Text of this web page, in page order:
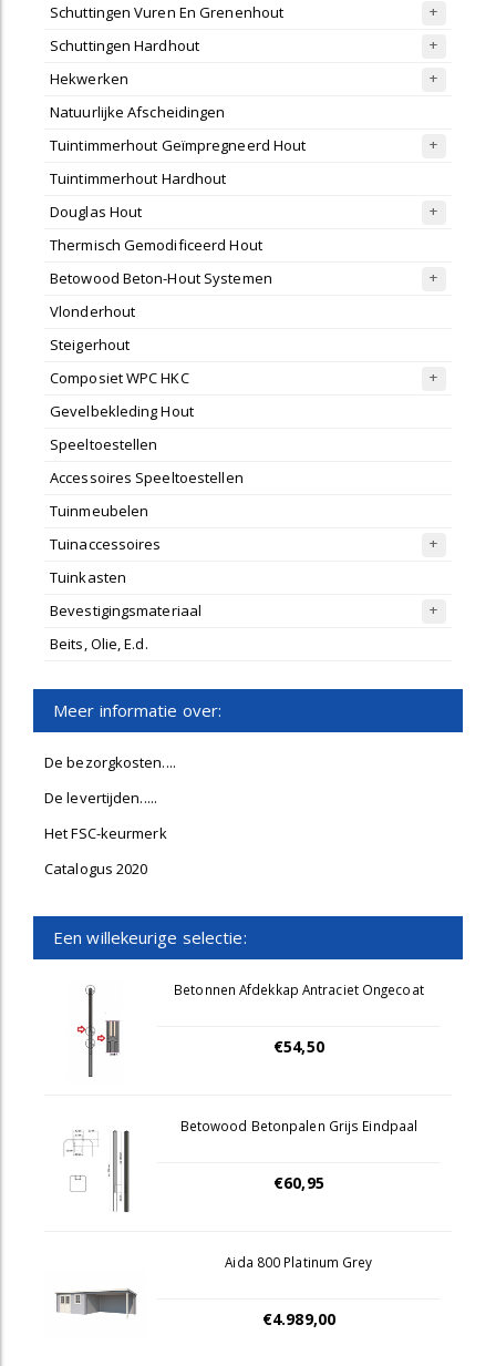
Schuttingen Vuren En Grenenhout
Schuttingen Hardhout
Hekwerken
Natuurlijke Afscheidingen
Tuintimmerhout Geïmpregneerd Hout
Tuintimmerhout Hardhout
Douglas Hout
Thermisch Gemodificeerd Hout
Betowood Beton-Hout Systemen
Vlonderhout
Steigerhout
Composiet WPC HKC
Gevelbekleding Hout
Speeltoestellen
Accessoires Speeltoestellen
Tuinmeubelen
Tuinaccessoires
Tuinkasten
Bevestigingsmateriaal
Beits, Olie, E.d.
Meer informatie over:
De bezorgkosten....
De levertijden.....
Het FSC-keurmerk
Catalogus 2020
Een willekeurige selectie:
Betonnen Afdekkap Antraciet Ongecoat
€54,50
Betowood Betonpalen Grijs Eindpaal
€60,95
Aida 800 Platinum Grey
€4.989,00